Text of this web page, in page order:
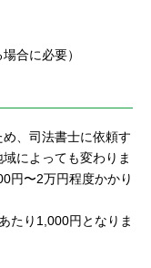
合に必要）
、司法書士に依頼す
によっても変わりま
円〜2万円程度かかり
たり1,000円となりま